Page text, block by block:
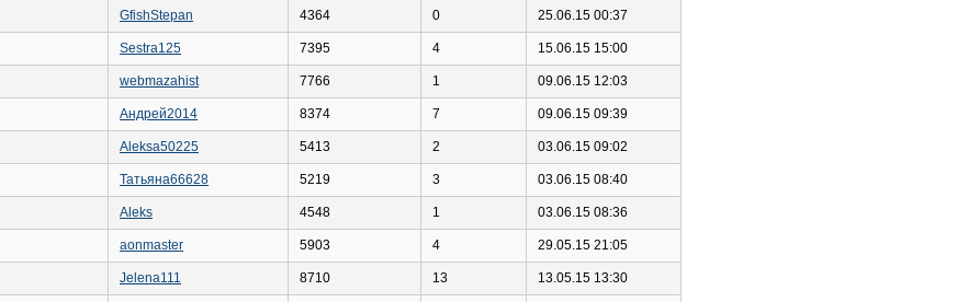
GfishStepan 4364 0 25.06.15 00:37
Sestra125 7395 4 15.06.15 15:00
webmazahist 7766 1 09.06.15 12:03
Андрей2014 8374 7 09.06.15 09:39
Aleksa50225 5413 2 03.06.15 09:02
Татьяна66628 5219 3 03.06.15 08:40
Aleks 4548 1 03.06.15 08:36
aonmaster 5903 4 29.05.15 21:05
Jelena111 8710 13 13.05.15 13:30